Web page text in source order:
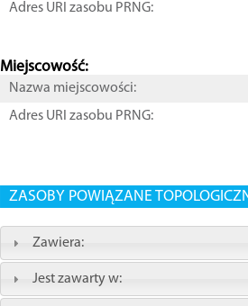
Adres URI zasobu PRNG:
Miejscowość:
Nazwa miejscowości:
Adres URI zasobu PRNG:
ZASOBY POWIĄZANE
Zawiera:
Jest zawarty w: